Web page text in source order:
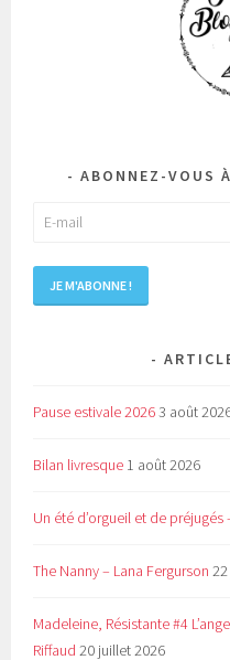
ABONNEZ-VOUS
Pause estivale 20263 août
Bilan livresque 1 août 2026
Un été d’orgueil et de préjugés
The Nanny – Lana Fergurson
Madeleine, Résistante #4
Riffaud 20 juillet 2026